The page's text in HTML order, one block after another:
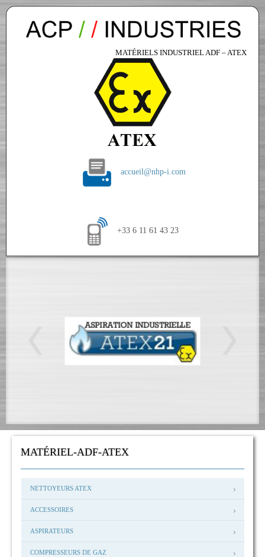
MATÉRIELS INDUSTRIEL ADF – ATEX
accueil@nhp-i.com
+33 6 11 61 43 23
MATÉRIEL-ADF-ATEX
NETTOYEURS ATEX
ACCESSOIRES
ASPIRATEURS
COMPRESSEURS DE GAZ